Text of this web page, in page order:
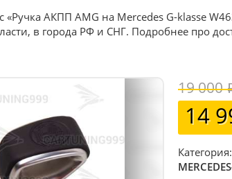
«Ручка АКПП AMG на Mercedes G-klasse
в города РФ и СНГ. Подробнее про
19 000
14
Категория: